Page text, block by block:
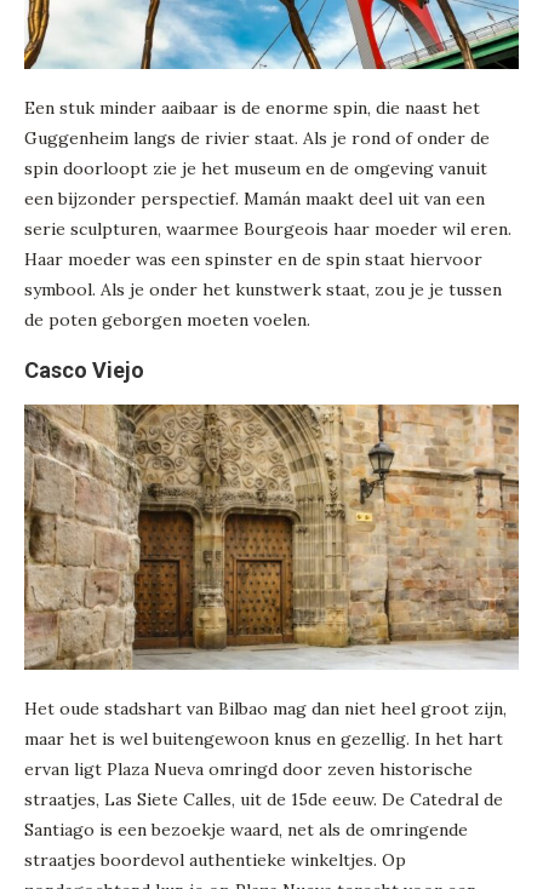
Een stuk minder aaibaar is de enorme spin, die naast het
Guggenheim langs de rivier staat. Als je rond of onder de
spin doorloopt zie je het museum en de omgeving vanuit
een bijzonder perspectief. Mamán maakt deel uit van een
serie sculpturen, waarmee Bourgeois haar moeder wil eren.
Haar moeder was een spinster en de spin staat hiervoor
symbool. Als je onder het kunstwerk staat, zou je je tussen
de poten geborgen moeten voelen.
Casco Viejo
Het oude stadshart van Bilbao mag dan niet heel groot zijn,
maar het is wel buitengewoon knus en gezellig. In het hart
ervan ligt Plaza Nueva omringd door zeven historische
straatjes, Las Siete Calles, uit de 15de eeuw. De Catedral de
Santiago is een bezoekje waard, net als de omringende
straatjes boordevol authentieke winkeltjes. Op